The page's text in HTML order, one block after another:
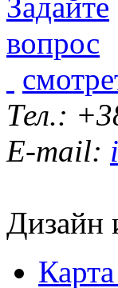
Тел.:
E-mail:
Дизайн